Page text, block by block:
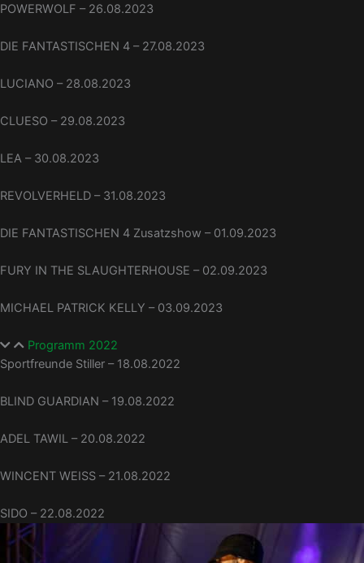
POWERWOLF – 26.08.2023
DIE FANTASTISCHEN 4 – 27.08.2023
LUCIANO – 28.08.2023
CLUESO – 29.08.2023
LEA – 30.08.2023
REVOLVERHELD – 31.08.2023
DIE FANTASTISCHEN 4 Zusatzshow – 01.09.2023
FURY IN THE SLAUGHTERHOUSE – 02.09.2023
MICHAEL PATRICK KELLY – 03.09.2023
Programm 2022
Sportfreunde Stiller – 18.08.2022
BLIND GUARDIAN – 19.08.2022
ADEL TAWIL – 20.08.2022
WINCENT WEISS – 21.08.2022
SIDO – 22.08.2022